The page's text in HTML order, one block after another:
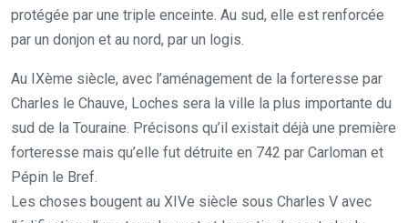
protégée par une triple enceinte. Au sud, elle est renforcée
par un donjon et au nord, par un logis.
Au IXème siècle, avec l’aménagement de la forteresse par
Charles le Chauve, Loches sera la ville la plus importante du
sud de la Touraine. Précisons qu’il existait déjà une première
forteresse mais qu’elle fut détruite en 742 par Carloman et
Pépin le Bref.
Les choses bougent au XIVe siècle sous Charles V avec